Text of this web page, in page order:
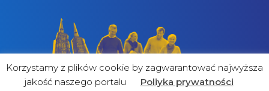
Korzystamy z plików cookie by zagwarantować najwyższa
jakość naszego portalu
Poliyka prywatności